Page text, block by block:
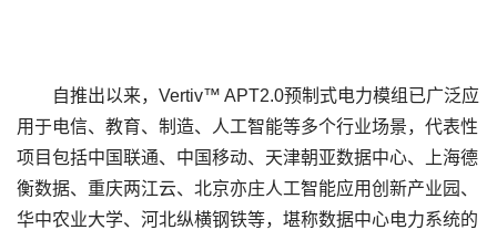
自推出以来， Vertiv™ APT2.0预制式电力模组已广泛应
用于电信、教育、制造、人工智能等多个行业场景，代表性
项目包括中国联通、中国移动、天津朝亚数据中心、上海德
衡数据、重庆两江云、北京亦庄人工智能应用创新产业园、
华中农业大学、河北纵横钢铁等，堪称数据中心电力系统的